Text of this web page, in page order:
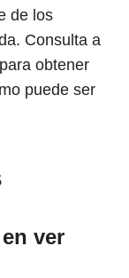
de los
Consulta a
obtener
puede ser
ver